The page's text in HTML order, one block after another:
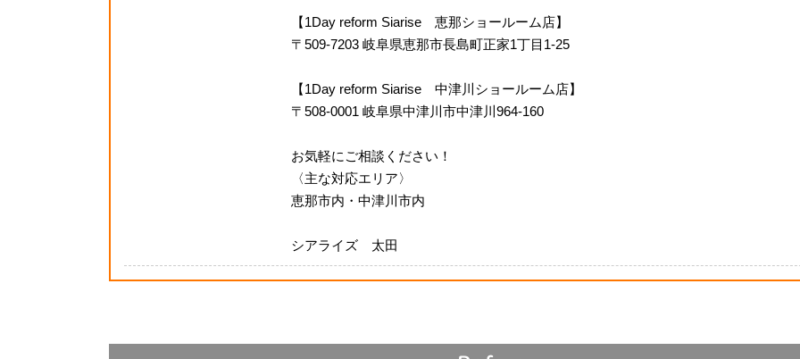
【1Day reform Siarise 恵那ショールーム店】
〒509-7203 岐阜県恵那市長島町正家1丁目1-25
【1Day reform Siarise 中津川ショールーム店】
〒508-0001 岐阜県中津川市中津川964-160
お気軽にご相談ください！
〈主な対応エリア〉
恵那市内・中津川市内
シアライズ 太田